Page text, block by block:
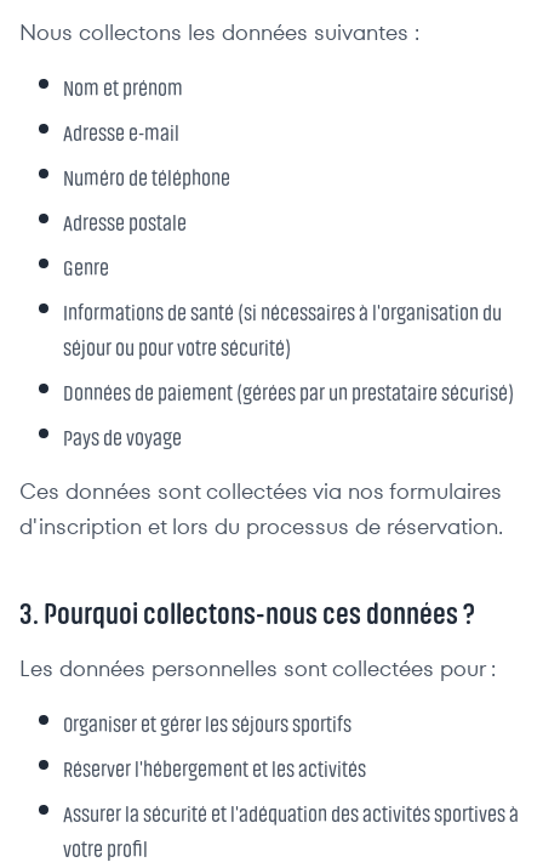
Nous collectons les données suivantes :
Nom et prénom
Adresse e-mail
Numéro de téléphone
Adresse postale
Genre
Informations de santé (si nécessaires à l'organisation du
séjour ou pour votre sécurité)
Données de paiement (gérées par un prestataire sécurisé)
Pays de voyage
Ces données sont collectées via nos formulaires
d'inscription et lors du processus de réservation.
3. Pourquoi collectons-nous ces données ?
Les données personnelles sont collectées pour :
Organiser et gérer les séjours sportifs
Réserver l'hébergement et les activités
Assurer la sécurité et l'adéquation des activités sportives à
votre profil